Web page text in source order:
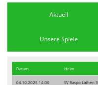
Aktuell
Unsere Spiele
Datum Heim
04.10.2025 14:00 SV Raspo Lathen 3